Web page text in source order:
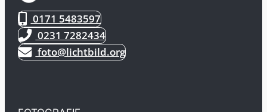
0171 5483597
0231 7282434
foto@lichtbild.org